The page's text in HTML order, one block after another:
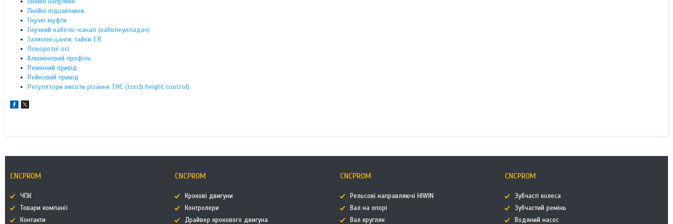
Лінійні підшипники
Гнучкі муфти
Гнучкий кабель-канал (кабелеукладач)
Затискні цанги, гайки ER
Поворотні осі
Алюмінієвий профіль
Ремінний привід
Рейковий привід
Регулятори висоти різання THC (torch height control)
CNCPROM
ЧПК
Товари компанії
Контакти
CNCPROM
Крокові двигуни
Контролери
Драйвер крокового двигуна
CNCPROM
Рельсові направляючі HIWIN
Вал на опорі
Вал кругляк
CNCPROM
Зубчасті колеса
Зубчастий ремінь
Водяний насос